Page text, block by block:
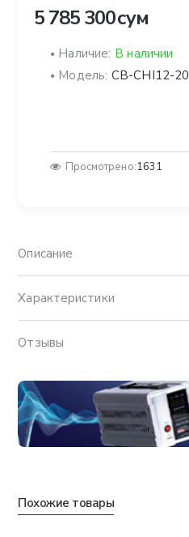
5 785 300 сум
Наличие: В наличии
Модель: CB-CHI12-20
Просмотрено:1631
Описание
Характеристики
Отзывы
Похожие товары